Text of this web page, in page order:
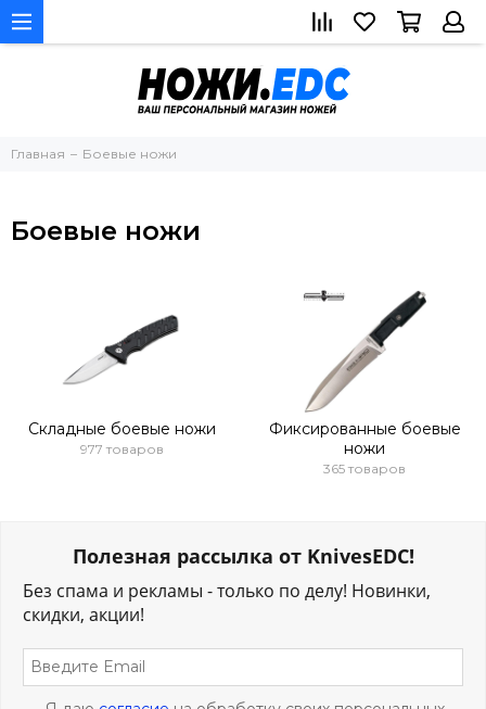
Главная Боевые ножи
Боевые ножи
Складные боевые ножи
977 товаров
Фиксированные боевые
ножи
365 товаров
Полезная рассылка от KnivesEDC!
Без спама и рекламы - только по делу! Новинки,
скидки, акции!